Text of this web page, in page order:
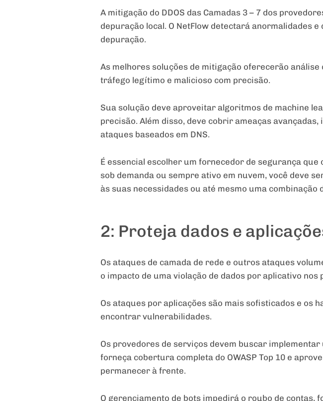
A mitigação do DDOS das Camadas 3 – 7 dos
depuração local. O NetFlow detectará anormalidades
depuração.
As melhores soluções de mitigação oferecerão
tráfego legítimo e malicioso com precisão.
Sua solução deve aproveitar algoritmos de machine
precisão. Além disso, deve cobrir ameaças
ataques baseados em DNS.
É essencial escolher um fornecedor de segurança
sob demanda ou sempre ativo em nuvem, você deve
às suas necessidades ou até mesmo uma combinação
2: Proteja dados e
Os ataques de camada de rede e outros ataques
o impacto de uma violação de dados por aplicativo
Os ataques por aplicações são mais sofisticados e os
encontrar vulnerabilidades.
Os provedores de serviços devem buscar implementar
forneça cobertura completa do OWASP Top 10 e
permanecer à frente.
O gerenciamento de bots impedirá o roubo de